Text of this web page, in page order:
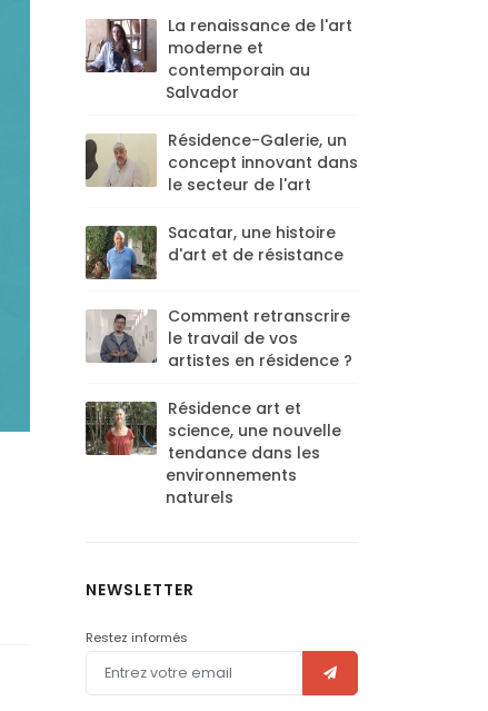
La renaissance de l'art
moderne et
contemporain au
Salvador
Résidence-Galerie, un
concept innovant dans
le secteur de l'art
Sacatar, une histoire
d'art et de résistance
Comment retranscrire
le travail de vos
artistes en résidence ?
Résidence art et
science, une nouvelle
tendance dans les
environnements
naturels
NEWSLETTER
Restez informés